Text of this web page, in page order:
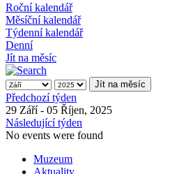
Roční kalendář
Měsíční kalendář
Týdenní kalendář
Denní
Jít na měsíc
Jít na měsíc
Předchozí týden
29 Září - 05 Říjen, 2025
Následující týden
No events were found
Muzeum
Aktuality